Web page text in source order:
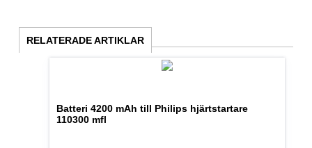
RELATERADE ARTIKLAR
Batteri 4200 mAh till Philips hjärtstartare
110300 mfl